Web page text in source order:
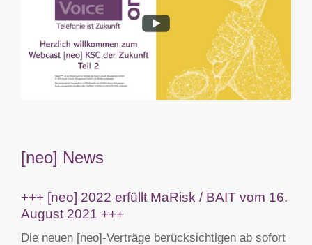
[neo] News
+++ [neo] 2022 erfüllt MaRisk / BAIT vom 16.
August 2021 +++
Die neuen [neo]-Verträge berücksichtigen ab sofort